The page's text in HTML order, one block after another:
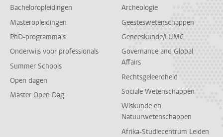
Bacheloropleidingen
Masteropleidingen
PhD-programma's
Onderwijs voor professionals
Summer Schools
Open dagen
Master Open Dag
Archeologie
Geesteswetenschappen
Geneeskunde/LUMC
Governance and Global
Affairs
Rechtsgeleerdheid
Sociale Wetenschappen
Wiskunde en
Natuurwetenschappen
Afrika-Studiecentrum Leiden